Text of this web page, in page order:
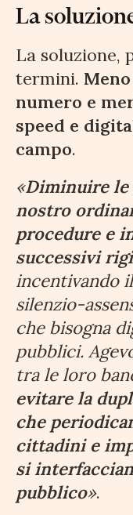
La
La soluzione,
termini.
numero e
speed e
campo.
«Diminuire le
nostro
procedure e
successivi
incentivando
silenzio-
che bisogna
pubblici.
tra le loro
evitare la
che
cittadini e
si
pubblico».